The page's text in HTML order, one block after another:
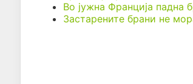
Во јужна Франција падна
Застарените брани не